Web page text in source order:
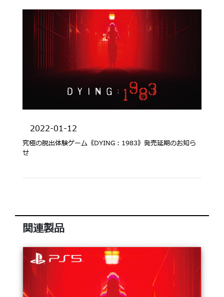
2022-01-12
究極の脱出体験ゲーム《DYING：1983》発売延期のお知ら
せ
関連製品